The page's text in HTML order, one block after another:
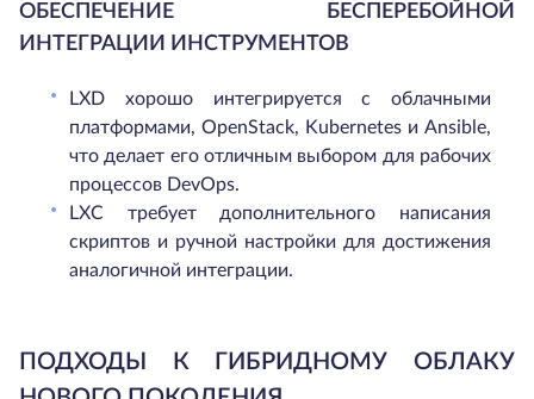
ОБЕСПЕЧЕНИЕ БЕСПЕРЕБОЙНОЙ
ИНТЕГРАЦИИ ИНСТРУМЕНТОВ
LXD хорошо интегрируется с облачными
платформами, OpenStack, Kubernetes и Ansible,
что делает его отличным выбором для рабочих
процессов DevOps.
LXC требует дополнительного написания
скриптов и ручной настройки для достижения
аналогичной интеграции.
ПОДХОДЫ К ГИБРИДНОМУ ОБЛАКУ